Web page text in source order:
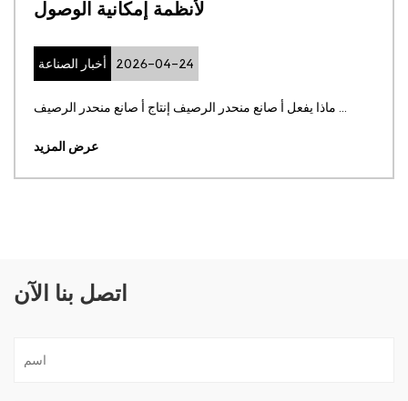
لأنظمة إمكانية الوصول
أخبار الصناعة 2026-04-24
عرض المزيد
اتصل بنا الآن